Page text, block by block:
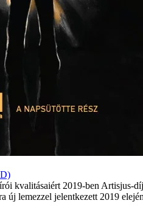
kvalitásaiért 2019-ben Artisjus-
új lemezzel jelentkezett 2019